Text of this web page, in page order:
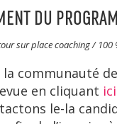
DU
sur place coaching / 100
la communauté
en cliquant ici
le-la